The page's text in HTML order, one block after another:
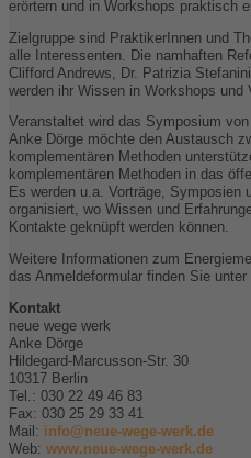
erörtern und in Workshops praktisch
Zielgruppe sind PraktikerInnen und
alle Interessenten. Die namhaften
Clifford Andrews, Dr. Patrizia
werden ihr Wissen in Workshops und
Veranstaltet wird das Symposium
Anke Dörge möchte den Austausch
komplementären Methoden
komplementären Methoden in das
Es werden u.a. Vorträge, Symposien
organisiert, wo Wissen und
Kontakte geknüpft werden können.
Weitere Informationen zum
das Anmeldeformular finden Sie unter
Kontakt
neue wege werk
Anke Dörge
Hildegard-Marcusson-Str. 30
10317 Berlin
Tel.: 030 22 49 46 83
Fax: 030 25 29 33 41
Mail: info@neue-wege-werk.de
Web: www.neue-wege-werk.de